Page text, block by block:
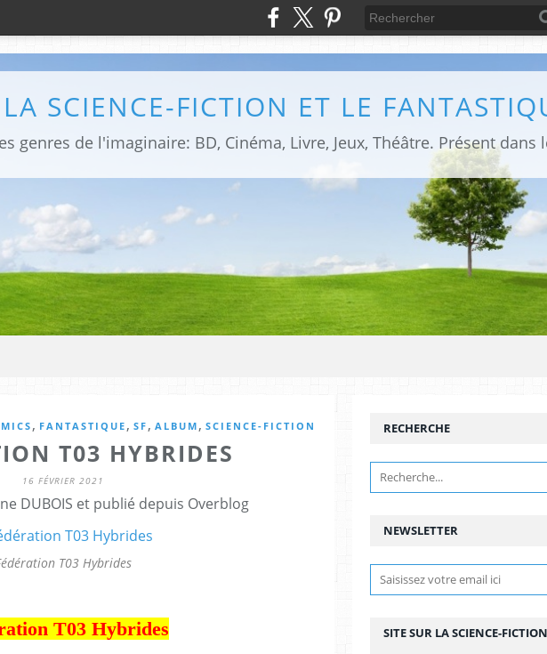
SCIENCE-FICTION ET LE
, FANTASTIQUE , SF , ALBUM , SCIENCE-FICTION
T03 HYBRIDES
16 FÉVRIER 2021
DUBOIS et publié depuis Overblog
T03 Hybrides
T03 Hybrides
NEWSLETTER
RECHERCHE
SITE SUR LA SCIENCE-